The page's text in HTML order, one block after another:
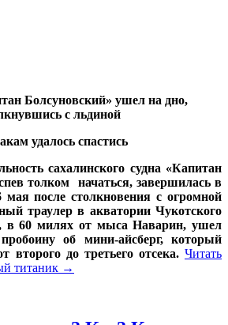
Болсуновский» ушел на дно,
с льдиной
удалось спастись
сахалинского судна «Капитан
толком начаться, завершилась в
после столкновения с огромной
траулер в акватории Чукотского
в 60 милях от мыса Наварин, ушел
об мини-айсберг, который
второго до третьего отсека. Читать
титаник →